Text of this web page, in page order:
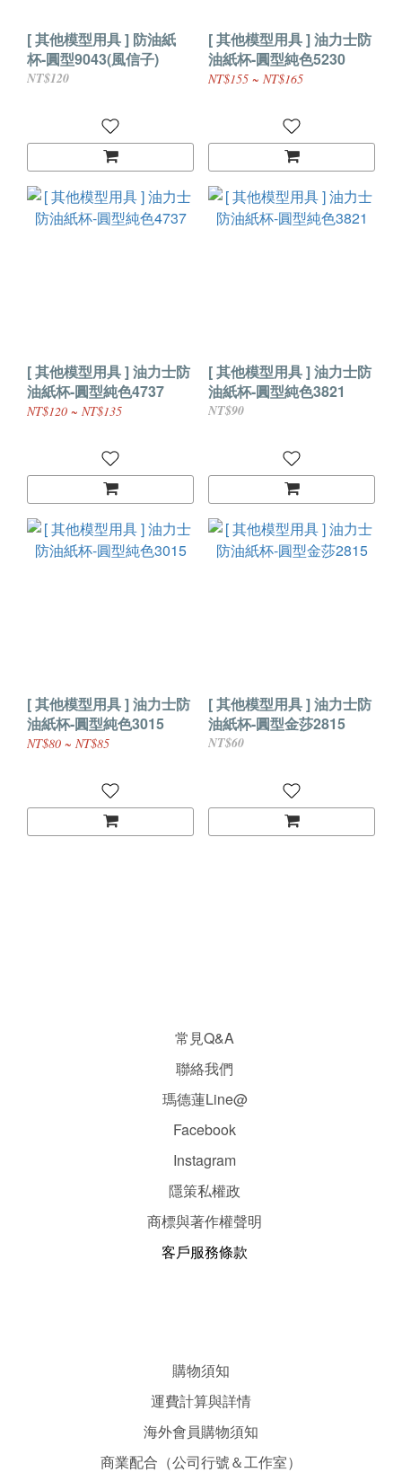
[ 其他模型用具 ] 防油紙
杯-圓型9043(風信子)
NT$120
[ 其他模型用具 ] 油力士防
油紙杯-圓型純色5230
NT$155 ~ NT$165
[ 其他模型用具 ] 油力士防
油紙杯-圓型純色4737
NT$120 ~ NT$135
[ 其他模型用具 ] 油力士防
油紙杯-圓型純色3821
NT$90
[ 其他模型用具 ] 油力士防
油紙杯-圓型純色3015
NT$80 ~ NT$85
[ 其他模型用具 ] 油力士防
油紙杯-圓型金莎2815
NT$60
常見Q&A
聯絡我們
瑪德蓮Line@
Facebook
Instagram
隱策私權政
商標與著作權聲明
客戶服務條款
購物須知
運費計算與詳情
海外會員購物須知
商業配合（公司行號＆工作室）